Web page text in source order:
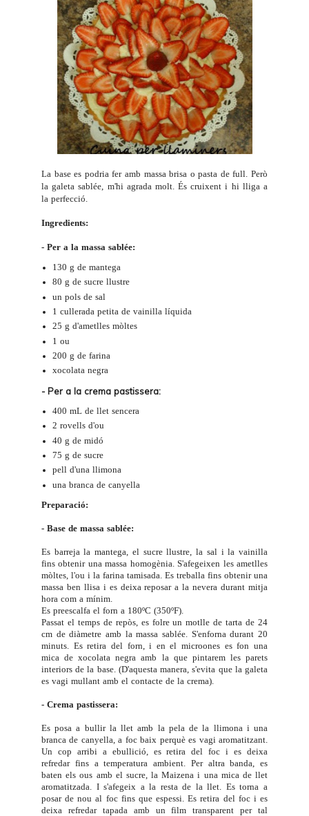
La base es podria fer amb massa brisa o pasta de full. Però
la galeta sablée, m'hi agrada molt. És cruixent i hi lliga a
la perfecció.
Ingredients:
- Per a la massa sablée:
130 g de mantega
80 g de sucre llustre
un pols de sal
1 cullerada petita de vainilla líquida
25 g d'ametlles mòltes
1 ou
200 g de farina
xocolata negra
- Per a la crema pastissera:
400 mL de llet sencera
2 rovells d'ou
40 g de midó
75 g de sucre
pell d'una llimona
una branca de canyella
Preparació:
- Base de massa sablée:
Es barreja la mantega, el sucre llustre, la sal i la vainilla
fins obtenir una massa homogènia. S'afegeixen les ametlles
mòltes, l'ou i la farina tamisada. Es treballa fins obtenir una
massa ben llisa i es deixa reposar a la nevera durant mitja
hora com a mínim.
Es preescalfa el forn a 180ºC (350ºF).
Passat el temps de repòs, es folre un motlle de tarta de 24
cm de diàmetre amb la massa sablée. S'enforna durant 20
minuts. Es retira del forn, i en el microones es fon una
mica de xocolata negra amb la que pintarem les parets
interiors de la base. (D'aquesta manera, s'evita que la galeta
es vagi mullant amb el contacte de la crema).
- Crema pastissera:
Es posa a bullir la llet amb la pela de la llimona i una
branca de canyella, a foc baix perquè es vagi aromatitzant.
Un cop arribi a ebullició, es retira del foc i es deixa
refredar fins a temperatura ambient. Per altra banda, es
baten els ous amb el sucre, la Maizena i una mica de llet
aromatitzada. I s'afegeix a la resta de la llet. Es torna a
posar de nou al foc fins que espessi. Es retira del foc i es
deixa refredar tapada amb un film transparent per tal